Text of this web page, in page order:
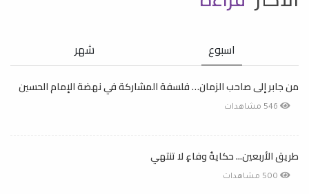
اسبوع شهر
من جابر إلى صاحب الزمان… فلسفة المشاركة في نهضة الإمام الحسين
طريق الأربعين... حكايةُ وفاءٍ لا تنتهي